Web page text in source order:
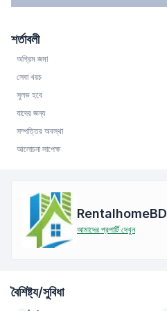
শর্তাবলী
অগ্রিম জমা
সেবা খরচ
সুলভ হবে
যাদের জন্য
সম্পত্তির অবস্থা
আলোচনা সাপেক্ষ
RentalhomeBD
আমাদের প্রপার্টি দেখুন
বৈশিষ্ট্য/সুবিধা